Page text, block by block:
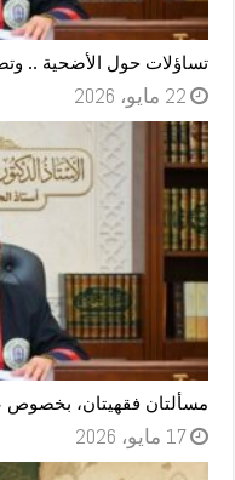
تساؤلات حول الأضحية ..
22 مايو، 2026
مسألتان فقهيتان،
17 مايو، 2026